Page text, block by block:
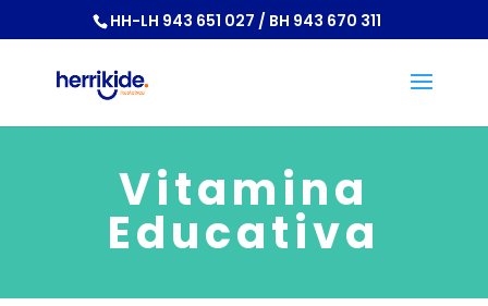
HH-LH 943 651 027 / BH 943 670 311
Vitamina
Educativa